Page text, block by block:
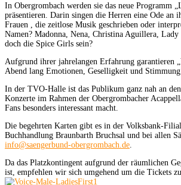
In Obergrombach werden sie das neue Programm
präsentieren. Darin singen die Herren eine Ode an
Frauen , die zeitlose Musik geschrieben oder
Namen? Madonna, Nena, Christina Aguillera, Lady
doch die Spice Girls sein?
Aufgrund ihrer jahrelangen Erfahrung garantieren
Abend lang Emotionen, Geselligkeit und Stimmung.
In der TVO-Halle ist das Publikum ganz nah an
Konzerte im Rahmen der Obergrombacher
Fans besonders interessant macht.
Die begehrten Karten gibt es in der Volksbank-
Buchhandlung Braunbarth Bruchsal und bei allen
info@saengerbund-obergrombach.de
Da das Platzkontingent aufgrund der räumlichen
ist, empfehlen wir sich umgehend um die Tickets zu